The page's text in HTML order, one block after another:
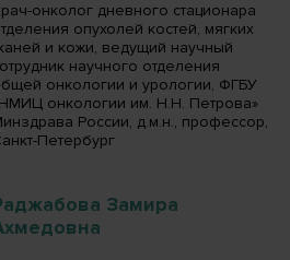
онколог дневного стационара
опухолей костей, мягких
и кожи, ведущий научный
научного отделения
онкологии и урологии, ФГБУ
онкологии им. Н.Н. Петрова»
России, д.м.н., профессор,
Петербург
Замира